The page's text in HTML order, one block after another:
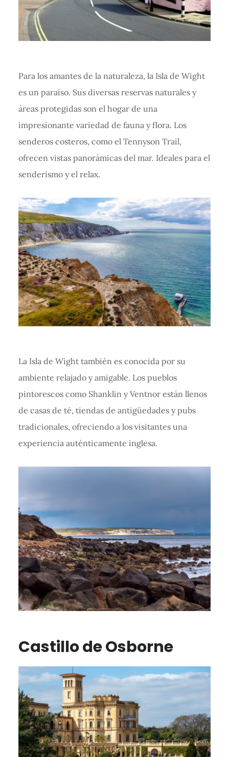
Para los amantes de la naturaleza, la Isla de Wight
es un paraíso. Sus diversas reservas naturales y
áreas protegidas son el hogar de una
impresionante variedad de fauna y flora. Los
senderos costeros, como el Tennyson Trail,
ofrecen vistas panorámicas del mar. Ideales para el
senderismo y el relax.
La Isla de Wight también es conocida por su
ambiente relajado y amigable. Los pueblos
pintorescos como Shanklin y Ventnor están llenos
de casas de té, tiendas de antigüedades y pubs
tradicionales, ofreciendo a los visitantes una
experiencia auténticamente inglesa.
Castillo de Osborne